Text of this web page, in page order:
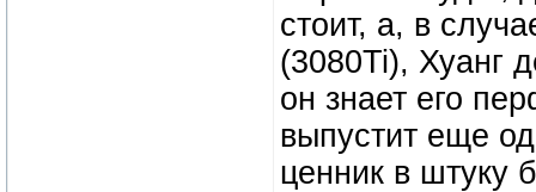
стоит, а, в
(3080Ti), Хуанг
он знает его
выпустит еще
ценник в штуку